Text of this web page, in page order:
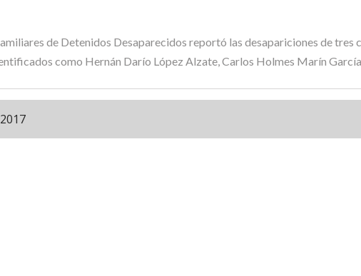
de Detenidos Desaparecidos reportó las desapariciones de
como Hernán Darío López Alzate, Carlos Holmes Marín